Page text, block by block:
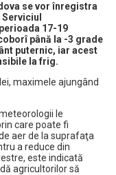
se vor înregistra
17-19
până la -3 grade
puternic, iar acest
la frig.
maximele ajungând
le
care poate fi
aer de la suprafaţa
a reduce din
este indicată
agricultorilor să